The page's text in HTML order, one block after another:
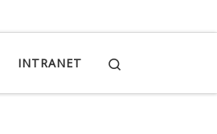
INTRANET